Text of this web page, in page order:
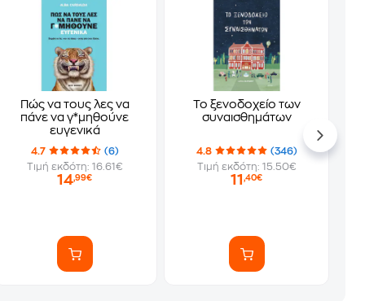
Πώς να τους λες να
πάνε να γ*μηθούνε
ευγενικά
4.7
(6)
Τιμή εκδότη: 16.61€
14,99€
Το ξενοδοχείο των
συναισθημάτων
4.8
(346)
Τιμή εκδότη: 15.50€
11,40€